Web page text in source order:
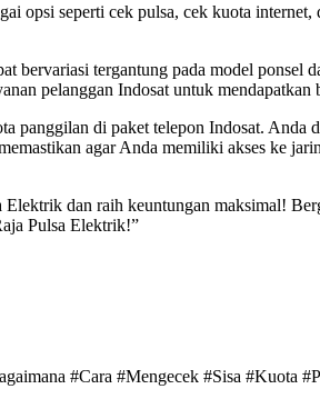
opsi seperti cek pulsa, cek kuota
tergantung pada model ponsel
pelanggan Indosat untuk mendapatkan
di paket telepon Indosat. Anda
agar Anda memiliki akses ke
dan raih keuntungan maksimal!
Pulsa Elektrik!”
#Cara #Mengecek #Sisa #Kuota